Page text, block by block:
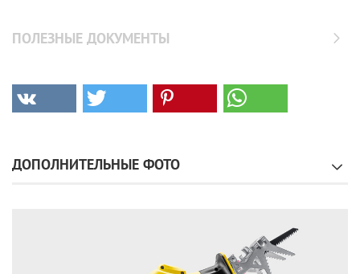
ПОЛЕЗНЫЕ ДОКУМЕНТЫ
ДОПОЛНИТЕЛЬНЫЕ ФОТО